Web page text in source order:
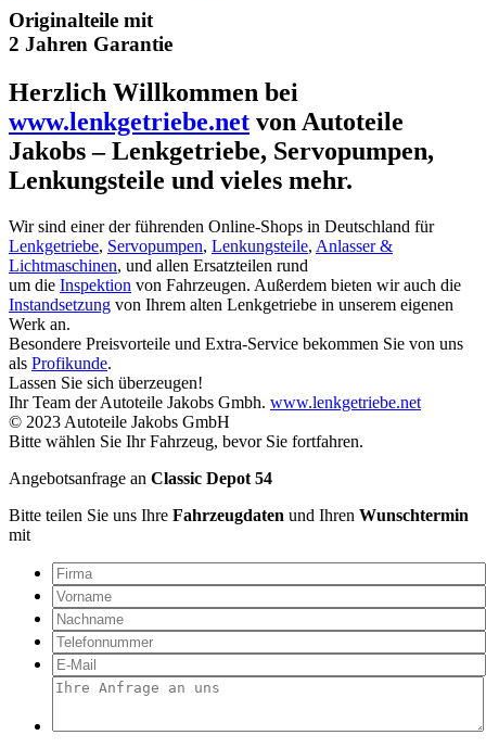
Originalteile mit
2 Jahren Garantie
Herzlich Willkommen bei
www.lenkgetriebe.net von Autoteile
Jakobs – Lenkgetriebe, Servopumpen,
Lenkungsteile und vieles mehr.
Wir sind einer der führenden Online-Shops in Deutschland für
Lenkgetriebe, Servopumpen, Lenkungsteile, Anlasser &
Lichtmaschinen, und allen Ersatzteilen rund
um die Inspektion von Fahrzeugen. Außerdem bieten wir auch die
Instandsetzung von Ihrem alten Lenkgetriebe in unserem eigenen
Werk an.
Besondere Preisvorteile und Extra-Service bekommen Sie von uns
als Profikunde.
Lassen Sie sich überzeugen!
Ihr Team der Autoteile Jakobs Gmbh. www.lenkgetriebe.net
© 2023 Autoteile Jakobs GmbH
Bitte wählen Sie Ihr Fahrzeug, bevor Sie fortfahren.
Angebotsanfrage an Classic Depot 54
Bitte teilen Sie uns Ihre Fahrzeugdaten und Ihren Wunschtermin
mit